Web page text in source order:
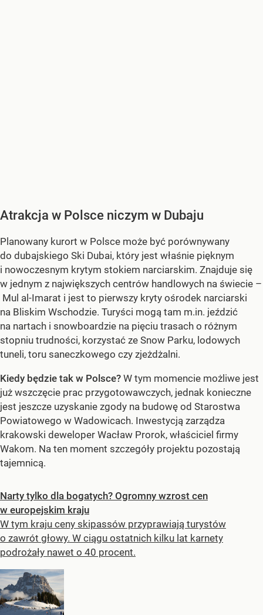
Atrakcja w Polsce niczym w Dubaju
Planowany kurort w Polsce może być porównywany
do dubajskiego Ski Dubai, który jest właśnie pięknym
i nowoczesnym krytym stokiem narciarskim. Znajduje się
w jednym z największych centrów handlowych na świecie –
Mul al-Imarat i jest to pierwszy kryty ośrodek narciarski
na Bliskim Wschodzie. Turyści mogą tam m.in. jeździć
na nartach i snowboardzie na pięciu trasach o różnym
stopniu trudności, korzystać ze Snow Parku, lodowych
tuneli, toru saneczkowego czy zjeżdżalni.
Kiedy będzie tak w Polsce? W tym momencie możliwe jest
już wszczęcie prac przygotowawczych, jednak konieczne
jest jeszcze uzyskanie zgody na budowę od Starostwa
Powiatowego w Wadowicach. Inwestycją zarządza
krakowski deweloper Wacław Prorok, właściciel firmy
Wakom. Na ten moment szczegóły projektu pozostają
tajemnicą.
Narty tylko dla bogatych? Ogromny wzrost cen
w europejskim kraju
W tym kraju ceny skipassów przyprawiają turystów
o zawrót głowy. W ciągu ostatnich kilku lat karnety
podrożały nawet o 40 procent.